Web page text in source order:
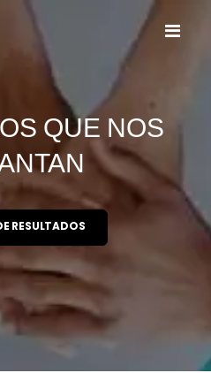
Toggle
QUE NOS
RESULTADOS